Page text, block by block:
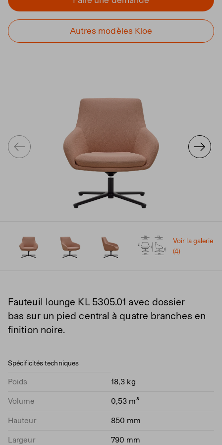
Autres modèles Kloe
Voir la galerie
(4)
Fauteuil lounge KL 5305.01 avec dossier
bas sur un pied central à quatre branches en
finition noire.
Spécificités techniques
Poids 18,3 kg
Volume 0,53 m³
Hauteur 850 mm
Largeur 790 mm